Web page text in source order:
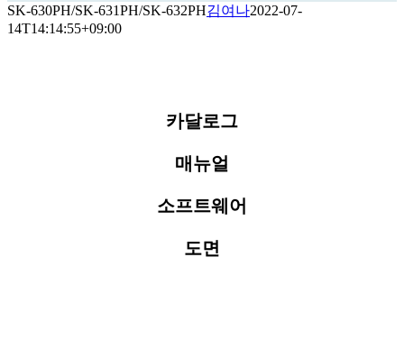
SK-630PH/SK-631PH/SK-632PH김여나2022-07-
14T14:14:55+09:00
카달로그
매뉴얼
소프트웨어
도면